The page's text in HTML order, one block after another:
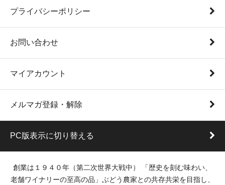
プライバシーポリシー
お問い合わせ
マイアカウント
メルマガ登録・解除
PC版表示に切り替える
創業は１９４０年（第二次世界大戦中） 「歴史を刻む味わい、
老舗ワイナリーの至高の品」ぶどう農家との共存共栄を目指し、